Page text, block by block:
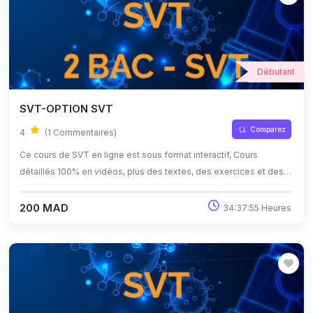
Débutant
SVT-OPTION SVT
4 (1 Commentaires) Comparez
Ce cours de SVT en ligne est sous format interactif, Cours
détaillés 100% en vidéos, plus des textes, des exercices et des
d'apprendre à son propre rythme grâce à l'auto-apprentissage et
200 MAD 34:37:55 Heures